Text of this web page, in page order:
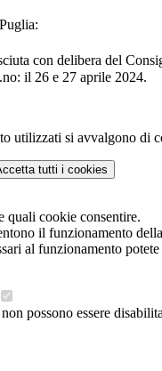
con delibera del
il 26 e 27 aprile 2024.
utilizzati si avvalgono di
tutti i cookies
quali cookie consentire.
il funzionamento
al funzionamento
possono essere